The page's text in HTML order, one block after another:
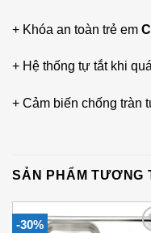
+ Khóa an toàn trẻ em
+ Hệ thống tự tắt khi
+ Cảm biến chống tràn
SẢN PHẨM TƯƠNG
-30%